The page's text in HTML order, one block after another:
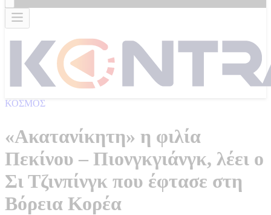
ΚΟΣΜΟΣ
«Ακατανίκητη» η φιλία
Πεκίνου – Πιονγκγιάνγκ, λέει ο
Σι Τζινπίνγκ που έφτασε στη
Βόρεια Κορέα